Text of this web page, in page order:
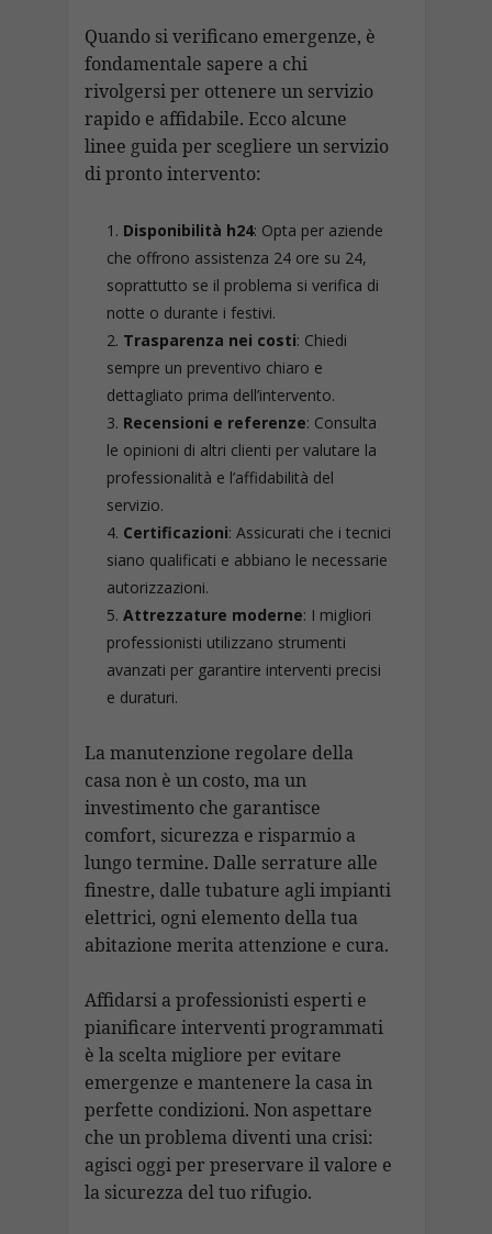
Quando si verificano emergenze, è
fondamentale sapere a chi
rivolgersi per ottenere un servizio
rapido e affidabile. Ecco alcune
linee guida per scegliere un servizio
di pronto intervento:
Disponibilità h24: Opta per aziende
che offrono assistenza 24 ore su 24,
soprattutto se il problema si verifica di
notte o durante i festivi.
Trasparenza nei costi: Chiedi
sempre un preventivo chiaro e
dettagliato prima dell’intervento.
Recensioni e referenze: Consulta
le opinioni di altri clienti per valutare la
professionalità e l’affidabilità del
servizio.
Certificazioni: Assicurati che i tecnici
siano qualificati e abbiano le necessarie
autorizzazioni.
Attrezzature moderne: I migliori
professionisti utilizzano strumenti
avanzati per garantire interventi precisi
e duraturi.
La manutenzione regolare della
casa non è un costo, ma un
investimento che garantisce
comfort, sicurezza e risparmio a
lungo termine. Dalle serrature alle
finestre, dalle tubature agli impianti
elettrici, ogni elemento della tua
abitazione merita attenzione e cura.
Affidarsi a professionisti esperti e
pianificare interventi programmati
è la scelta migliore per evitare
emergenze e mantenere la casa in
perfette condizioni. Non aspettare
che un problema diventi una crisi:
agisci oggi per preservare il valore e
la sicurezza del tuo rifugio.